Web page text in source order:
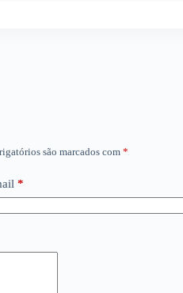
são marcados com *
*